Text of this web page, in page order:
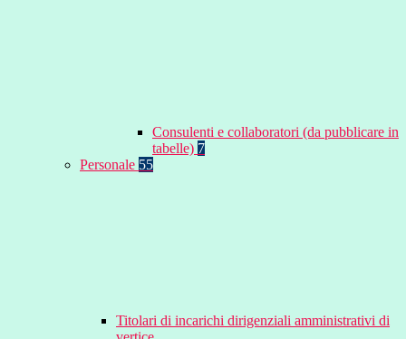
Consulenti e collaboratori (da pubblicare in
tabelle) 7
Personale 55
Titolari di incarichi dirigenziali amministrativi di